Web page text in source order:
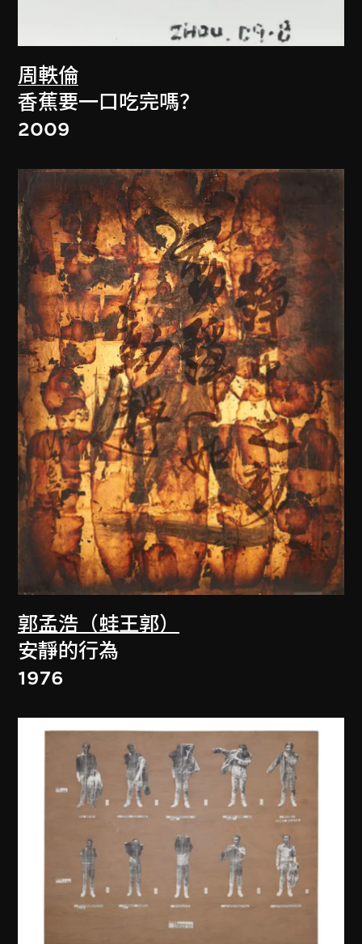
周軼倫
香蕉要一口吃完嗎？
2009
郭孟浩（蛙王郭）
安靜的行為
1976